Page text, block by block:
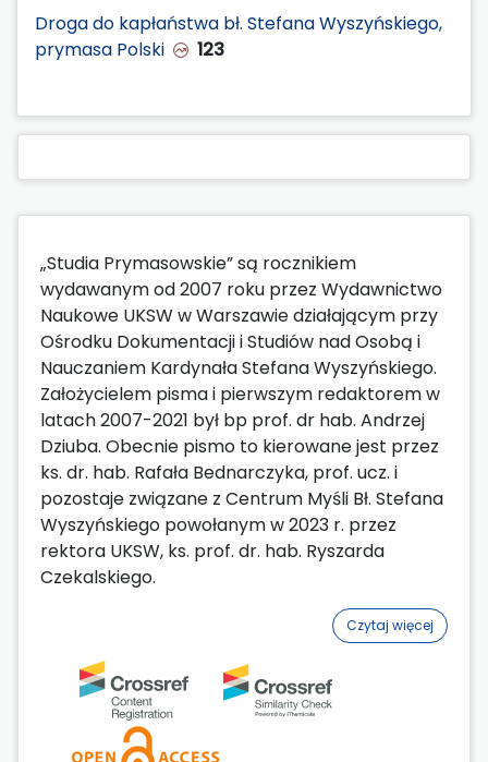
Droga do kapłaństwa bł. Stefana Wyszyńskiego,
prymasa Polski
123
„Studia Prymasowskie” są rocznikiem
wydawanym od 2007 roku przez Wydawnictwo
Naukowe UKSW w Warszawie działającym przy
Ośrodku Dokumentacji i Studiów nad Osobą i
Nauczaniem Kardynała Stefana Wyszyńskiego.
Założycielem pisma i pierwszym redaktorem w
latach 2007-2021 był bp prof. dr hab. Andrzej
Dziuba. Obecnie pismo to kierowane jest przez
ks. dr. hab. Rafała Bednarczyka, prof. ucz. i
pozostaje związane z Centrum Myśli Bł. Stefana
Wyszyńskiego powołanym w 2023 r. przez
rektora UKSW, ks. prof. dr. hab. Ryszarda
Czekalskiego.
Czytaj więcej